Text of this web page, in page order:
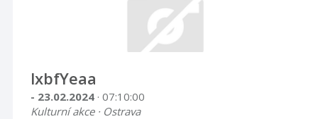
lxbfYeaa
- 23.02.2024 · 07:10:00
Kulturní akce · Ostrava